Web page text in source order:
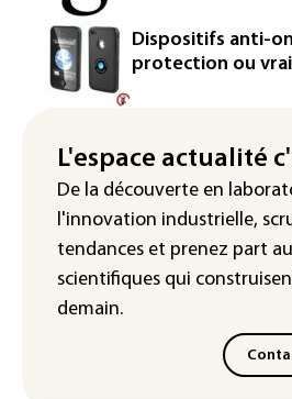
vont signer vendredi un
défense (source proche
Réseaux sociaux: une
d'ados britanniques
Puces et solaire: les
un matériau clé dominé
Dispositifs anti-
protection ou
L'espace actualité
De la découverte en
l'innovation industrielle,
tendances et prenez part
scientifiques qui
demain.